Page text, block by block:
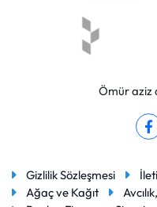
Ömür aziz
Gizlilik Sözleşmesi
Ağaç ve Kağıt